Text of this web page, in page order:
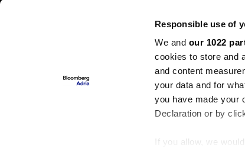
Responsible use of
We and our 1022
cookies to store and
and content
your data and for
you have made your
Declaration or by
If you allow, we
Businessweek Adria